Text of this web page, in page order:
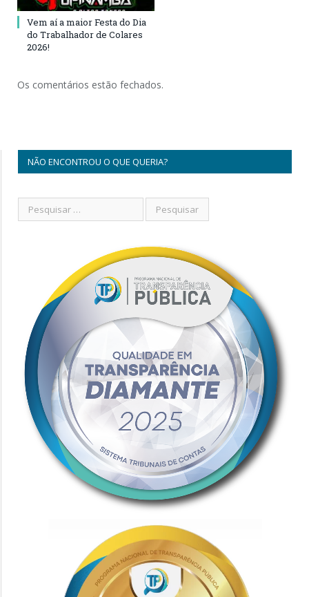
Vem aí a maior Festa do Dia
do Trabalhador de Colares
2026!
Os comentários estão fechados.
NÃO ENCONTROU O QUE QUERIA?